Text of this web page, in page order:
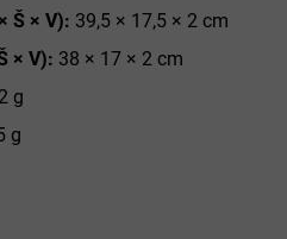
Š × V): 39,5 × 17,5 × 2 cm
× V): 38 × 17 × 2 cm
g
g